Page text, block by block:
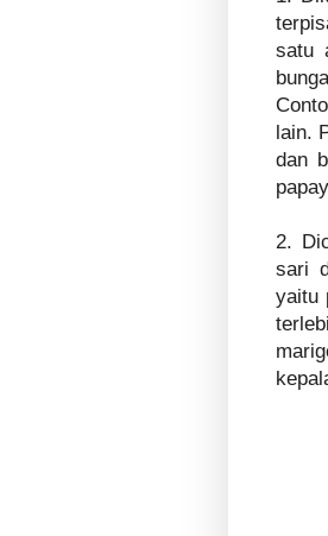
satu
lain.
dan
2.
sari
yaitu